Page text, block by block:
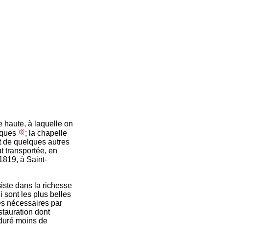
haute, à laquelle on
; la chapelle
de quelques autres
transportée, en
à Saint-
dans la richesse
sont les plus belles
nécessaires par
dont
moins de